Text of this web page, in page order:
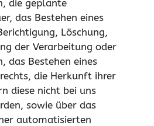
die geplante
das Bestehen eines
Löschung,
der Verarbeitung oder
das Bestehen eines
die Herkunft ihrer
diese nicht bei uns
sowie über das
automatisierten